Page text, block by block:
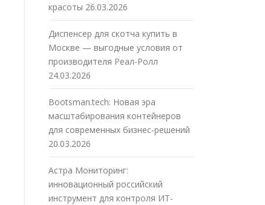
красоты 26.03.2026
Диспенсер для скотча купить в
Москве — выгодные условия от
производителя Реал-Ролл
24.03.2026
Bootsman.tech: Новая эра
масштабирования контейнеров
для современных бизнес-решений
20.03.2026
Астра Мониторинг:
инновационный российский
инструмент для контроля ИТ-